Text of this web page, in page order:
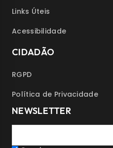
Links Úteis
Acessibilidade
CIDADÃO
RGPD
Política de Privacidade
NEWSLETTER